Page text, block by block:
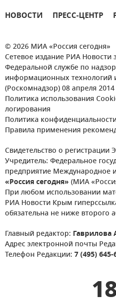
НОВОСТИ ПРЕСС-ЦЕНТР
© 2026 МИА «Россия сегодня»
Сетевое издание РИА Новости
Федеральной службе по
информационных
(Роскомнадзор) 08 апреля 2014
Политика использования
логирования
Политика
Правила применения
Свидетельство о регистрации
Учредитель: Федеральное
предприятие Международное
«Россия сегодня» (МИА
При любом использовании
РИА Новости Крым
обязательна не ниже второго
Главный редактор: Гаврилова
Адрес электронной почты
Телефон Редакции: 7 (495) 645-